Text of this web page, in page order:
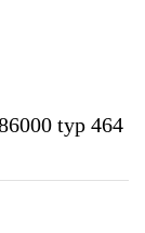
typ 464